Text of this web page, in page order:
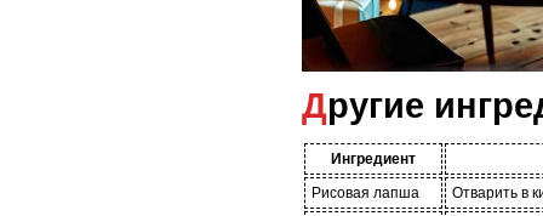
Другие
Ингредиент
Рисовая лапша
Отварить в